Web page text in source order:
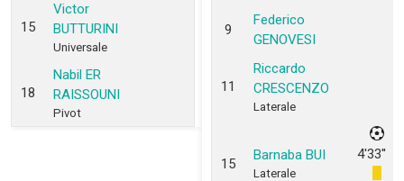
15
Victor
BUTTURINI
Universale
18
Nabil ER
RAISSOUNI
Pivot
9
Federico
GENOVESI
11
Riccardo
CRESCENZO
Laterale
15
Barnaba BUI
Laterale
4'33''